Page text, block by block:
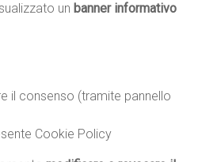
un banner informativo
il consenso (tramite pannello
Cookie Policy